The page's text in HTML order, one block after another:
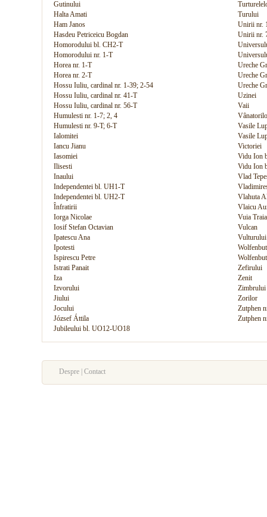
Gutinului
Halta Amati
Turului
Ham Janos
Unirii nr.
Hasdeu Petriceicu Bogdan
Unirii nr.
Homorodului bl. CH2-T
Homorodului nr. 1-T
Horea nr. 1-T
Ureche
Horea nr. 2-T
Ureche
Hossu Iuliu, cardinal nr. 1-39; 2-54
Ureche
Hossu Iuliu, cardinal nr. 41-T
Uzinei
Hossu Iuliu, cardinal nr. 56-T
Vaii
Humulesti nr. 1-7; 2, 4
Humulesti nr. 9-T; 6-T
Vasile
Ialomitei
Vasile
Iancu Jianu
Victoriei
Iasomiei
Vidu Ion
Ilisesti
Vidu Ion
Inaului
Vlad
Independentei bl. UH1-T
Independentei bl. UH2-T
Vlahuta
Înfratirii
Vlaicu
Iorga Nicolae
Vuia
Iosif Stefan Octavian
Vulcan
Ipatescu Ana
Vulturului
Ipotesti
Ispirescu Petre
Istrati Panait
Zefirului
Iza
Zenit
Izvorului
Zimbrului
Jiului
Zorilor
Jocului
Zutphen
József Áttila
Zutphen
Jubileului bl. UO12-UO18
Despre | Contact